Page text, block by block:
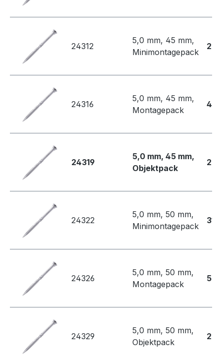
24312
5,0 mm, 45 mm,
Minimontagepack
24316
5,0 mm, 45 mm,
Montagepack
24319
5,0 mm, 45 mm,
Objektpack
24322
5,0 mm, 50 mm,
Minimontagepack
24326
5,0 mm, 50 mm,
Montagepack
24329
5,0 mm, 50 mm,
Objektpack